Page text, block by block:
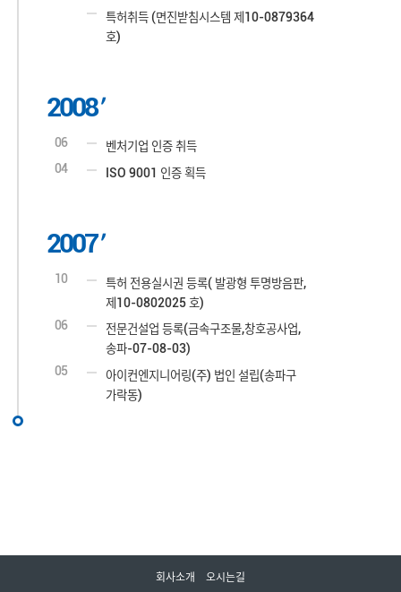
특허취득 (면진받침시스템 제10-0879364
호)
2008
06
벤처기업 인증 취득
04
ISO 9001 인증 획득
2007
10
특허 전용실시권 등록( 발광형 투명방음판,
제10-0802025 호)
06
전문건설업 등록(금속구조물,창호공사업,
송파-07-08-03)
05
아이컨엔지니어링(주) 법인 설립(송파구
가락동)
회사소개 오시는길